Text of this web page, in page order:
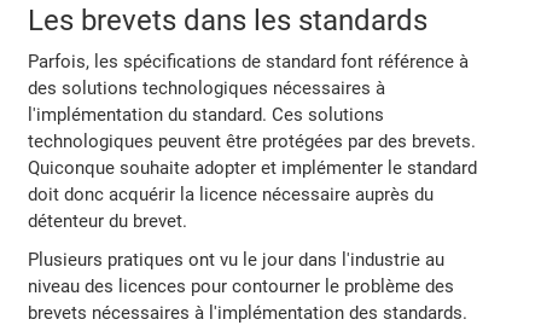
Les brevets dans les standards
Parfois, les spécifications de standard font référence à
des solutions technologiques nécessaires à
l'implémentation du standard. Ces solutions
technologiques peuvent être protégées par des brevets.
Quiconque souhaite adopter et implémenter le standard
doit donc acquérir la licence nécessaire auprès du
détenteur du brevet.
Plusieurs pratiques ont vu le jour dans l'industrie au
niveau des licences pour contourner le problème des
brevets nécessaires à l'implémentation des standards.